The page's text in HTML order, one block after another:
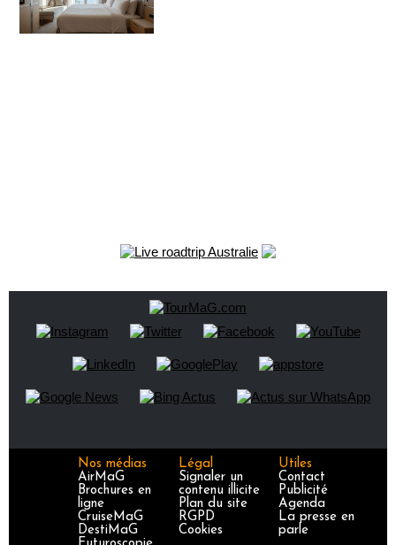
Nos médias
AirMaG
Brochures en
ligne
CruiseMaG
DestiMaG
Légal
Signaler un
contenu illicite
Plan du site
RGPD
Cookies
Utiles
Contact
Publicité
Agenda
La presse en
parle